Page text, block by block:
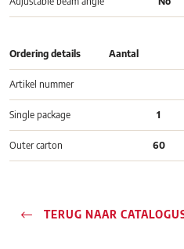
Ordering details Aantal
Artikel nummer
Single package 1
Outer carton 60
TERUG NAAR